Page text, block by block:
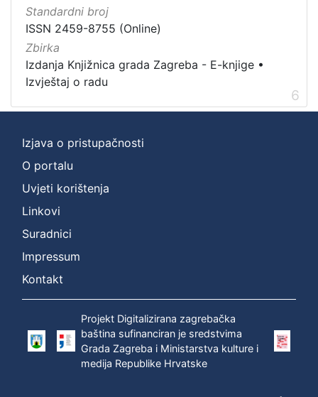
Standardni broj
ISSN 2459-8755 (Online)
Zbirka
Izdanja Knjižnica grada Zagreba - E-knjige •
Izvještaj o radu
6
Izjava o pristupačnosti
O portalu
Uvjeti korištenja
Linkovi
Suradnici
Impressum
Kontakt
Projekt Digitalizirana zagrebačka
baština sufinanciran je sredstvima
Grada Zagreba i Ministarstva kulture i
medija Republike Hrvatske